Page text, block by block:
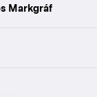
Markgráf